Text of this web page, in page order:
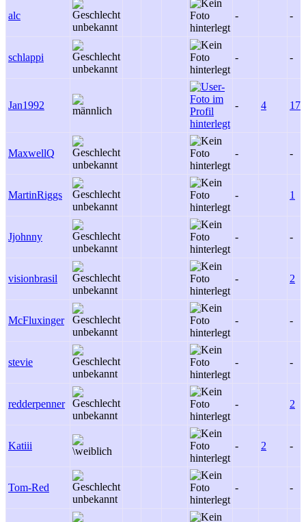
alc - -
schlappi - -
Jan1992 - 4 17
MaxwellQ - -
MartinRiggs - 1
Jjohnny - -
visionbrasil - 2
McFluxinger - -
stevie - -
redderpenner - 2
Katiii - 2 -
Tom-Red - -